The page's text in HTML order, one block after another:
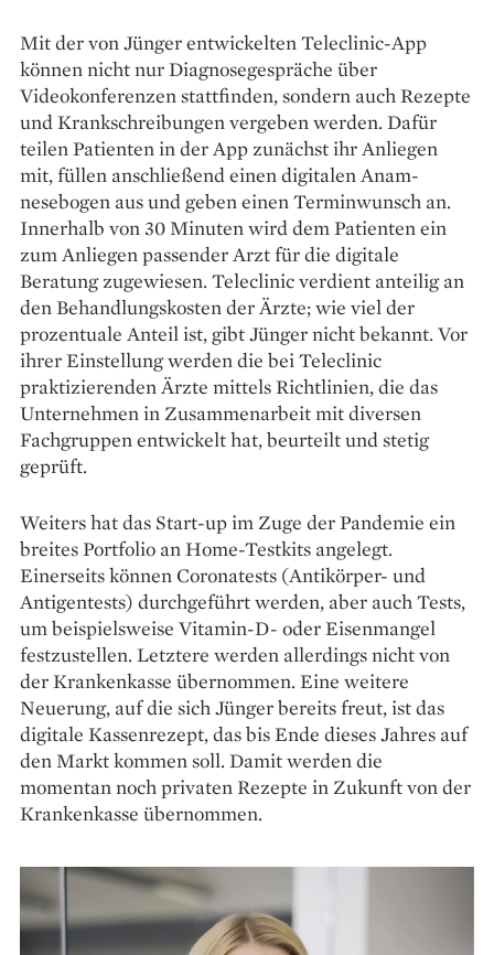
Mit der von Jünger ent­wickelten Teleclinic-App
können nicht nur Diagnosegespräche über
Videokonferenzen stattfinden, ­sondern auch Rezepte
und Krankschreibungen vergeben ­werden. ­Dafür
teilen Patienten in der App zunächst ihr Anliegen
mit, ­füllen anschließend einen digitalen Anam­
nesebogen aus und geben einen Terminwunsch an.
Innerhalb von 30 Minuten wird dem Patienten ein
zum Anliegen passender Arzt für die digitale
Beratung zugewiesen. Teleclinic verdient anteilig an
den Behandlungskosten der Ärzte; wie viel der
prozentuale Anteil ist, gibt Jünger nicht bekannt. Vor
ihrer Einstellung werden die bei Teleclinic
praktizierenden Ärzte mittels Richtlinien, die das
Unternehmen in Zusammenarbeit mit ­diversen
Fachgruppen entwickelt hat, beurteilt und stetig
geprüft.
Weiters hat das Start-up im Zuge der Pandemie ein
breites Portfolio an Home-Testkits angelegt.
Einerseits können Coronatests (Antikörper- und
Antigentests) durchgeführt werden, aber auch Tests,
um beispielsweise Vi­tamin-D- oder Eisenmangel
festzustellen. Letztere werden allerdings nicht von
der Krankenkasse übernommen. Eine weitere
Neuerung, auf die sich Jünger bereits freut, ist das
digitale Kassenrezept, das bis Ende dieses Jahres auf
den Markt kommen soll. Damit werden die
momentan noch privaten ­Rezepte in Zukunft von der
Krankenkasse übernommen.